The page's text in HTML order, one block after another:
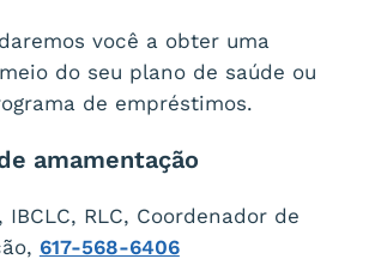
você a obter uma
do seu plano de saúde ou
de empréstimos.
amamentação
IBCLC, RLC, Coordenador de
617-568-6406